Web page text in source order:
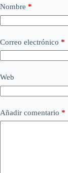
Nombre *
Correo electrónico *
Web
Añadir comentario *